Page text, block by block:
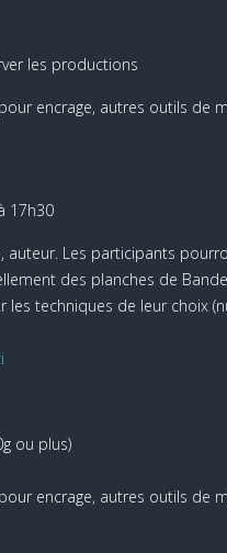
les productions
encrage, autres outils de
17h30
auteur. Les participants
des planches de
techniques de leur choix
ou plus)
encrage, autres outils de